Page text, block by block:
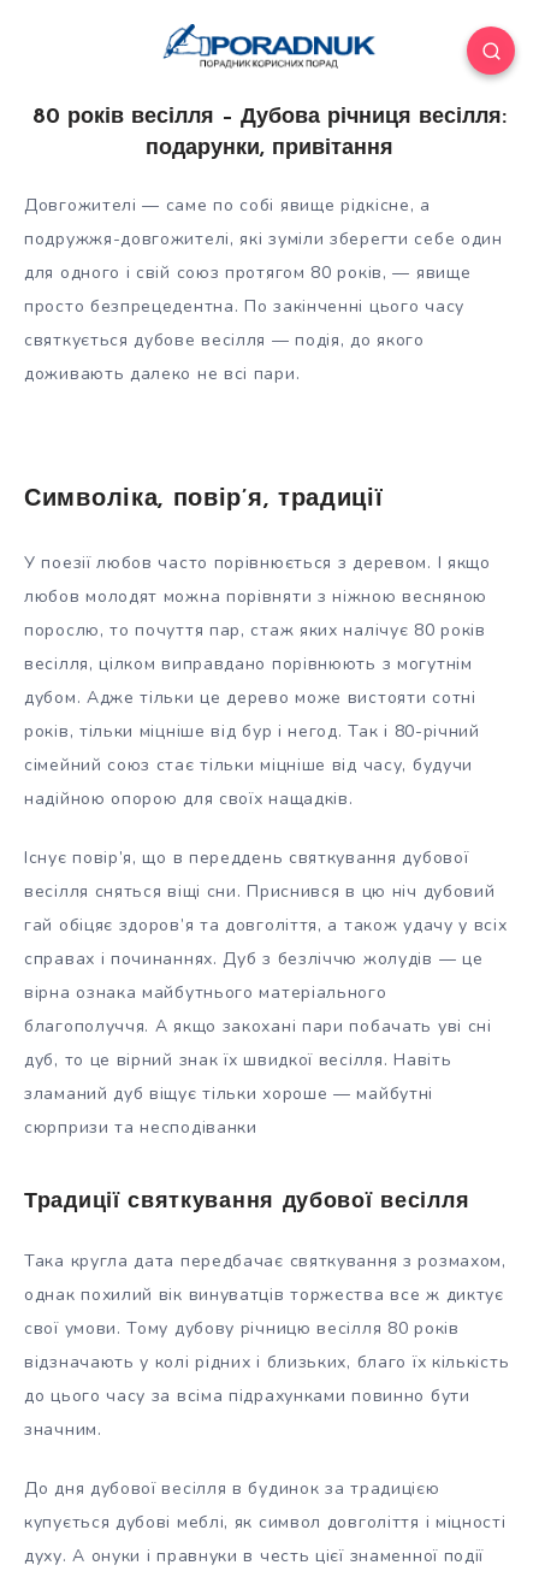
80 років весілля – Дубова річниця весілля:
подарунки, привітання
Довгожителі — саме по собі явище рідкісне, а
подружжя-довгожителі, які зуміли зберегти себе один
для одного і свій союз протягом 80 років, — явище
просто безпрецедентна. По закінченні цього часу
святкується дубове весілля — подія, до якого
доживають далеко не всі пари.
Символіка, повір’я, традиції
У поезії любов часто порівнюється з деревом. І якщо
любов молодят можна порівняти з ніжною весняною
порослю, то почуття пар, стаж яких налічує 80 років
весілля, цілком виправдано порівнюють з могутнім
дубом. Адже тільки це дерево може вистояти сотні
років, тільки міцніше від бур і негод. Так і 80-річний
сімейний союз стає тільки міцніше від часу, будучи
надійною опорою для своїх нащадків.
Існує повір’я, що в переддень святкування дубової
весілля сняться віщі сни. Приснився в цю ніч дубовий
гай обіцяє здоров’я та довголіття, а також удачу у всіх
справах і починаннях. Дуб з безліччю жолудів — це
вірна ознака майбутнього матеріального
благополуччя. А якщо закохані пари побачать уві сні
дуб, то це вірний знак їх швидкої весілля. Навіть
зламаний дуб віщує тільки хороше — майбутні
сюрпризи та несподіванки
Традиції святкування дубової весілля
Така кругла дата передбачає святкування з розмахом,
однак похилий вік винуватців торжества все ж диктує
свої умови. Тому дубову річницю весілля 80 років
відзначають у колі рідних і близьких, благо їх кількість
до цього часу за всіма підрахунками повинно бути
значним.
До дня дубової весілля в будинок за традицією
купується дубові меблі, як символ довголіття і міцності
духу. А онуки і правнуки в честь цієї знаменної події